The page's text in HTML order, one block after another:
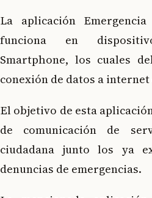
La aplicación
funciona en
Smartphone, los cuales
conexión de datos a
El objetivo de esta
de comunicación de
ciudadana junto los ya
denuncias de emergencias.